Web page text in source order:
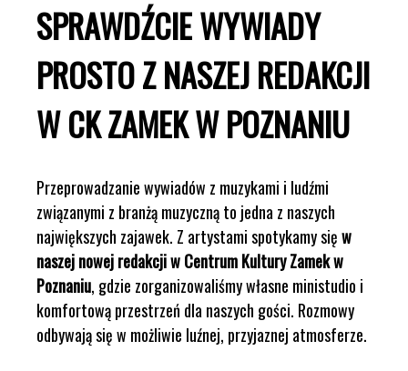
SPRAWDŹCIE WYWIADY
PROSTO Z NASZEJ REDAKCJI
W CK ZAMEK W POZNANIU
Przeprowadzanie wywiadów z muzykami i ludźmi
związanymi z branżą muzyczną to jedna z naszych
największych zajawek. Z artystami spotykamy sięw
naszej nowej redakcji w Centrum Kultury Zamek w
Poznaniu, gdzie zorganizowaliśmy własne ministudio i
komfortową przestrzeń dla naszych gości. Rozmowy
odbywają się w możliwie luźnej, przyjaznej atmosferze.